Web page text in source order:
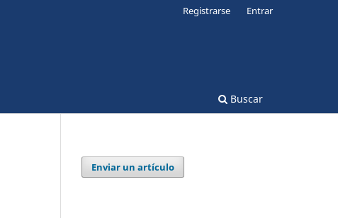
Buscar
Registrarse Entrar
Enviar un artículo